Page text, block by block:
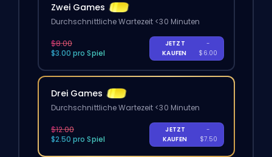
Zwei Games
Durchschnittliche Wartezeit <30 Minuten
$8.00
$3.00 pro Spiel
JETZT
KAUFEN
-
$6.00
Drei Games
Durchschnittliche Wartezeit <30 Minuten
$12.00
$2.50 pro Spiel
JETZT
KAUFEN
-
$7.50